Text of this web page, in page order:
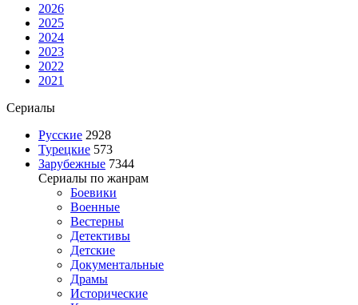
2026
2025
2024
2023
2022
2021
Сериалы
Русские 2928
Турецкие 573
Зарубежные 7344
Сериалы по жанрам
Боевики
Военные
Вестерны
Детективы
Детские
Документальные
Драмы
Исторические